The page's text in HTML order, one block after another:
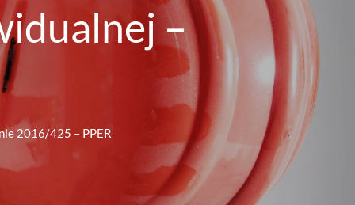
–
2016/425 – PPER